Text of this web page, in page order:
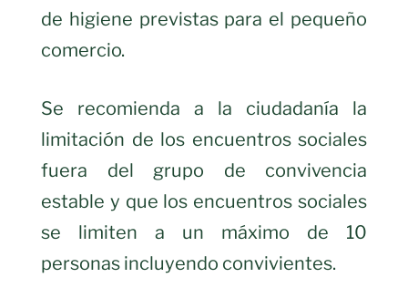
de higiene previstas para el pequeño
comercio.
Se recomienda a la ciudadanía la
limitación de los encuentros sociales
fuera del grupo de convivencia
estable y que los encuentros sociales
se limiten a un máximo de 10
personas incluyendo convivientes.